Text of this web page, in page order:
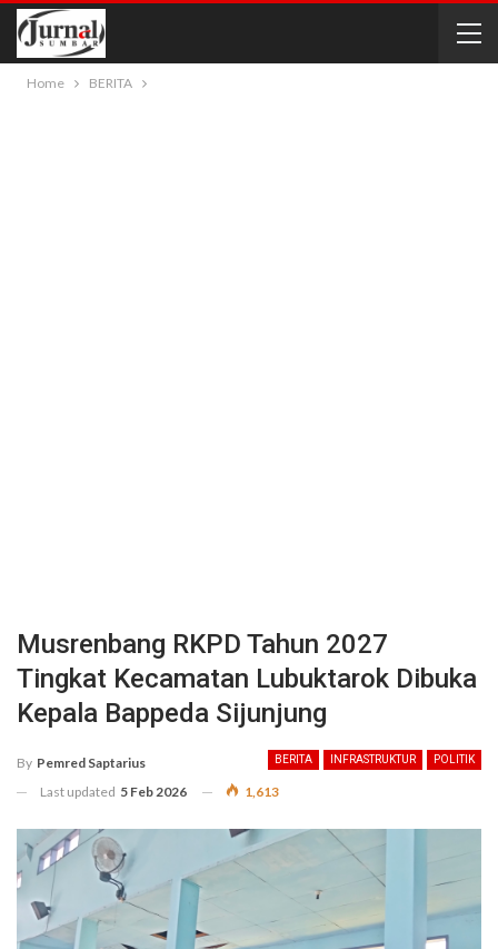
Home BERITA
Musrenbang RKPD Tahun 2027
Tingkat Kecamatan Lubuktarok Dibuka
Kepala Bappeda Sijunjung
BERITA INFRASTRUKTUR POLITIK
By Pemred Saptarius
Last updated 5 Feb 2026 1,613